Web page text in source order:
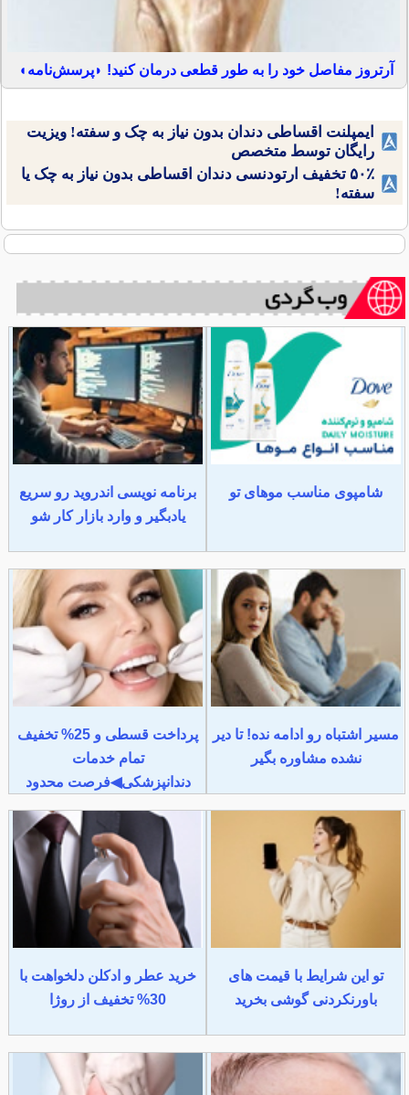
آرتروز مفاصل خود را به طور قطعی درمان کنید! ◗پرسش‌نامه◖
ایمپلنت اقساطی دندان بدون نیاز به چک و سفته! ویزیت
رایگان توسط متخصص
۵۰٪ تخفیف ارتودنسی دندان اقساطی بدون نیاز به چک یا
سفته!
شامپوی مناسب موهای تو
برنامه نویسی اندروید رو سریع
یادبگیر و وارد بازار کار شو
مسیر اشتباه رو ادامه نده! تا دیر
نشده مشاوره بگیر
پرداخت قسطی و 25% تخفیف
تمام خدمات
دندانپزشکی◀فرصت محدود
تو این شرایط با قیمت های
باورنکردنی گوشی بخرید
خرید عطر و ادکلن دلخواهت با
30% تخفیف از روژا